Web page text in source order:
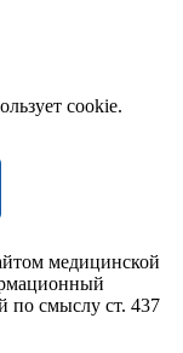
медицинской
по смыслу ст. 437
cookie.